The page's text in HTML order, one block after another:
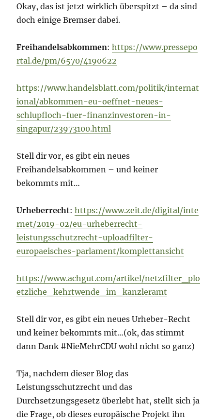
Okay, das ist jetzt wirklich überspitzt – da sind
doch einige Bremser dabei.
Freihandelsabkommen:https://www.pressepo
rtal.de/pm/6570/4190622
https://www.handelsblatt.com/politik/internat
ional/abkommen-eu-oeffnet-neues-
schlupfloch-fuer-finanzinvestoren-in-
singapur/23973100.html
Stell dir vor, es gibt ein neues
Freihandelsabkommen – und keiner
bekommts mit…
Urheberrecht:https://www.zeit.de/digital/inte
rnet/2019-02/eu-urheberrecht-
leistungsschutzrecht-uploadfilter-
europaeisches-parlament/komplettansicht
https://www.achgut.com/artikel/netzfilter_plo
etzliche_kehrtwende_im_kanzleramt
Stell dir vor, es gibt ein neues Urheber-Recht
und keiner bekommts mit…(ok, das stimmt
dann Dank #NieMehrCDU wohl nicht so ganz)
Tja, nachdem dieser Blog das
Leistungsschutzrecht und das
Durchsetzungsgesetz überlebt hat, stellt sich ja
die Frage, ob dieses europäische Projekt ihn